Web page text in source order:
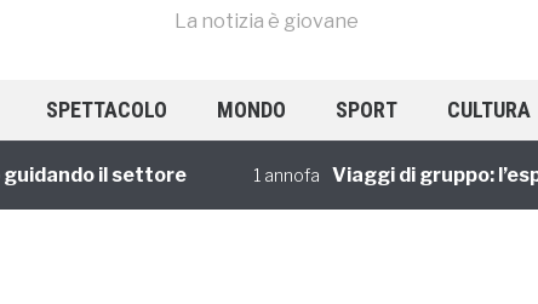
La notizia è giovane
SPETTACOLO MONDO SPORT CULTURA
il settore 1 annofa Viaggi di gruppo: